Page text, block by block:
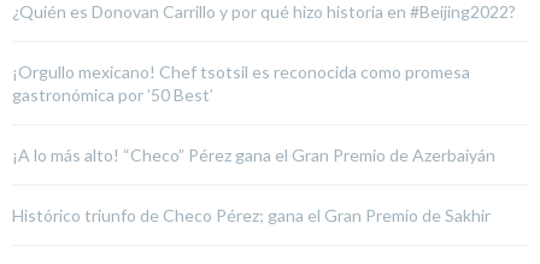
¿Quién es Donovan Carrillo y por qué hizo historia en #Beijing2022?
¡Orgullo mexicano! Chef tsotsil es reconocida como promesa
gastronómica por ’50 Best’
¡A lo más alto! “Checo” Pérez gana el Gran Premio de Azerbaiyán
Histórico triunfo de Checo Pérez; gana el Gran Premio de Sakhir